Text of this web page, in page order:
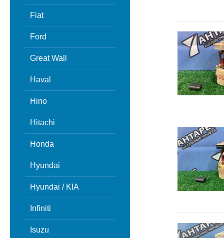
Fiat
Ford
Great Wall
Haval
Hino
Hitachi
Honda
Hyundai
Hyundai / KIA
Infiniti
Isuzu